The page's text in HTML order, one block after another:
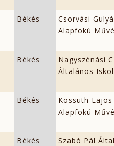
Békés
Csorvási
Alapfokú
Békés
Nagyszénási
Általános
Békés
Kossuth
Alapfokú
Békés
Szabó Pál